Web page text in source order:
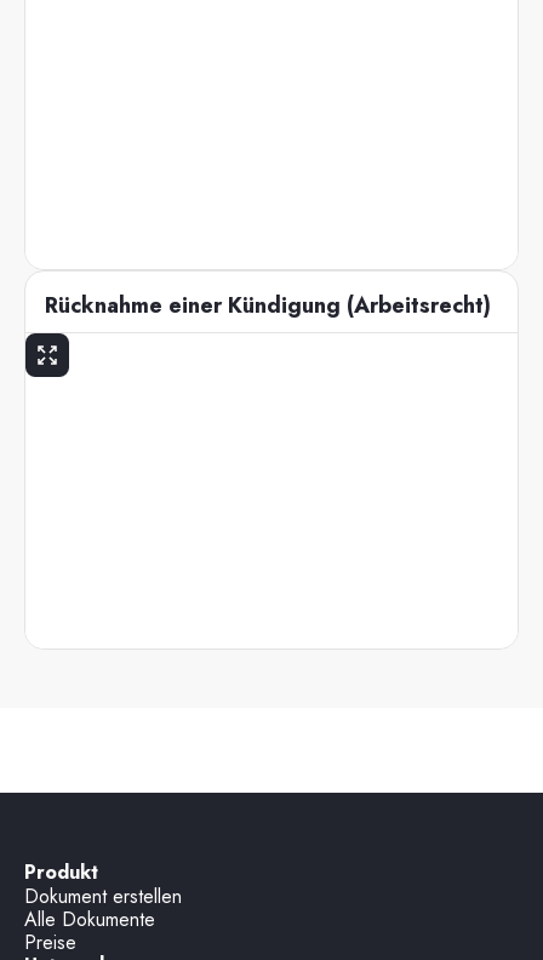
Rücknahme einer Kündigung (Arbeitsrecht)
Produkt
Dokument erstellen
Alle Dokumente
Preise